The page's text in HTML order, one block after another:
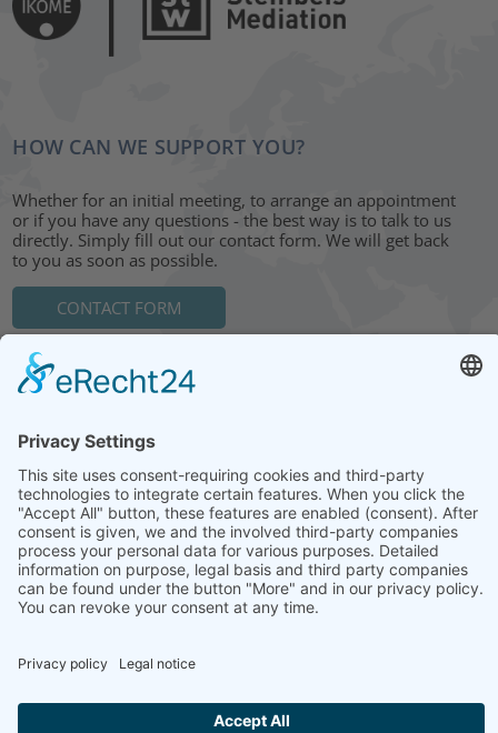
HOW CAN WE SUPPORT YOU?
Whether for an initial meeting, to arrange an appointment
or if you have any questions - the best way is to talk to us
directly. Simply fill out our contact form. We will get back
to you as soon as possible.
CONTACT FORM
Hohe Straße 11
04107 Leipzig
Tel.: +49 341 22 54 13 50
info@steinbeis-mediation.com
Mediation
Training and further education offers